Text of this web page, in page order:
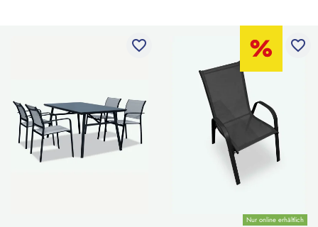
favorite_border
Nur online erhältlich
favorite_border